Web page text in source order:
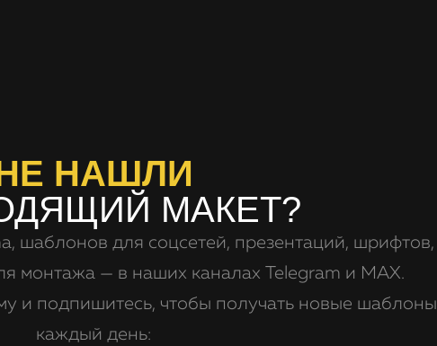
НАШЛИ
МАКЕТ?
шаблонов для соцсетей, презентаций, шрифтов,
монтажа — в наших каналах Telegram и MAX.
и подпишитесь, чтобы получать новые шаблоны
каждый день: